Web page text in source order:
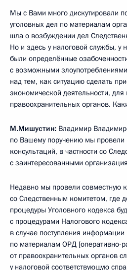
Мы с Вами много дискутировали
уголовных дел по материалам
шла о возбуждении дел
Но и здесь у налоговой службы, у
были определённые
с возможными
над тем, как ситуацию сделать
экономической деятельности, для
правоохранительных органов.
М.Мишустин: Владимир
по Вашему поручению мы
консультаций, в частности со
с заинтересованными
Недавно мы провели совместную
со Следственным комитетом, где
процедуры Уголовного кодекса
с процедурами Налогового
в случае поступления
по материалам ОРД [оперативно-
от правоохранительных органов
у налоговой соответствующую